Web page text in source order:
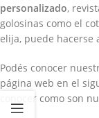
personalizado,
golosinas como el
elija, puede hacerse
Podés conocer
página web en el
conocer como son